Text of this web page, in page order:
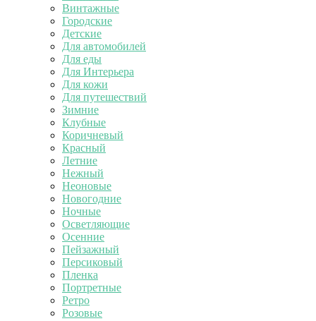
Винтажные
Городские
Детские
Для автомобилей
Для еды
Для Интерьера
Для кожи
Для путешествий
Зимние
Клубные
Коричневый
Красный
Летние
Нежный
Неоновые
Новогодние
Ночные
Осветляющие
Осенние
Пейзажный
Персиковый
Пленка
Портретные
Ретро
Розовые